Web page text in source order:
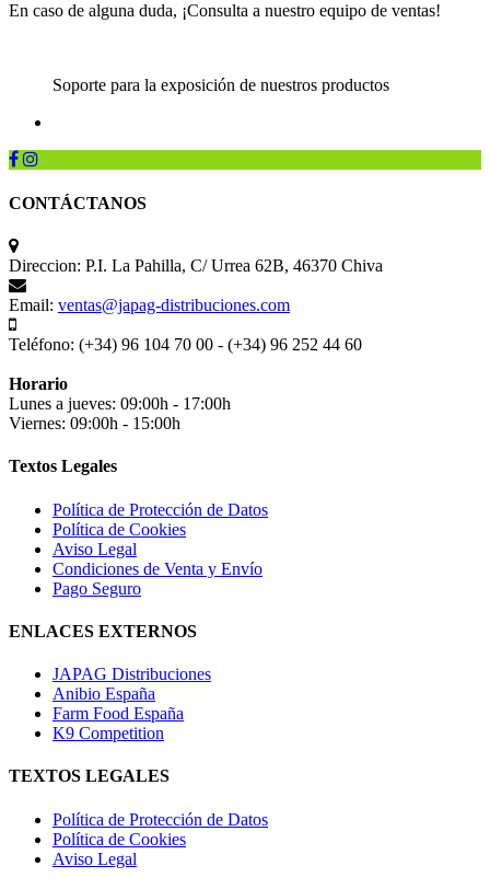
En caso de alguna duda, ¡Consulta a nuestro equipo de ventas!
Soporte para la exposición de nuestros productos
CONTÁCTANOS
Direccion: P.I. La Pahilla, C/ Urrea 62B, 46370 Chiva
Email: ventas@japag-distribuciones.com
Teléfono: (+34) 96 104 70 00 - (+34) 96 252 44 60
Horario
Lunes a jueves: 09:00h - 17:00h
Viernes: 09:00h - 15:00h
Textos Legales
Política de Protección de Datos
Política de Cookies
Aviso Legal
Condiciones de Venta y Envío
Pago Seguro
ENLACES EXTERNOS
JAPAG Distribuciones
Anibio España
Farm Food España
K9 Competition
TEXTOS LEGALES
Política de Protección de Datos
Política de Cookies
Aviso Legal